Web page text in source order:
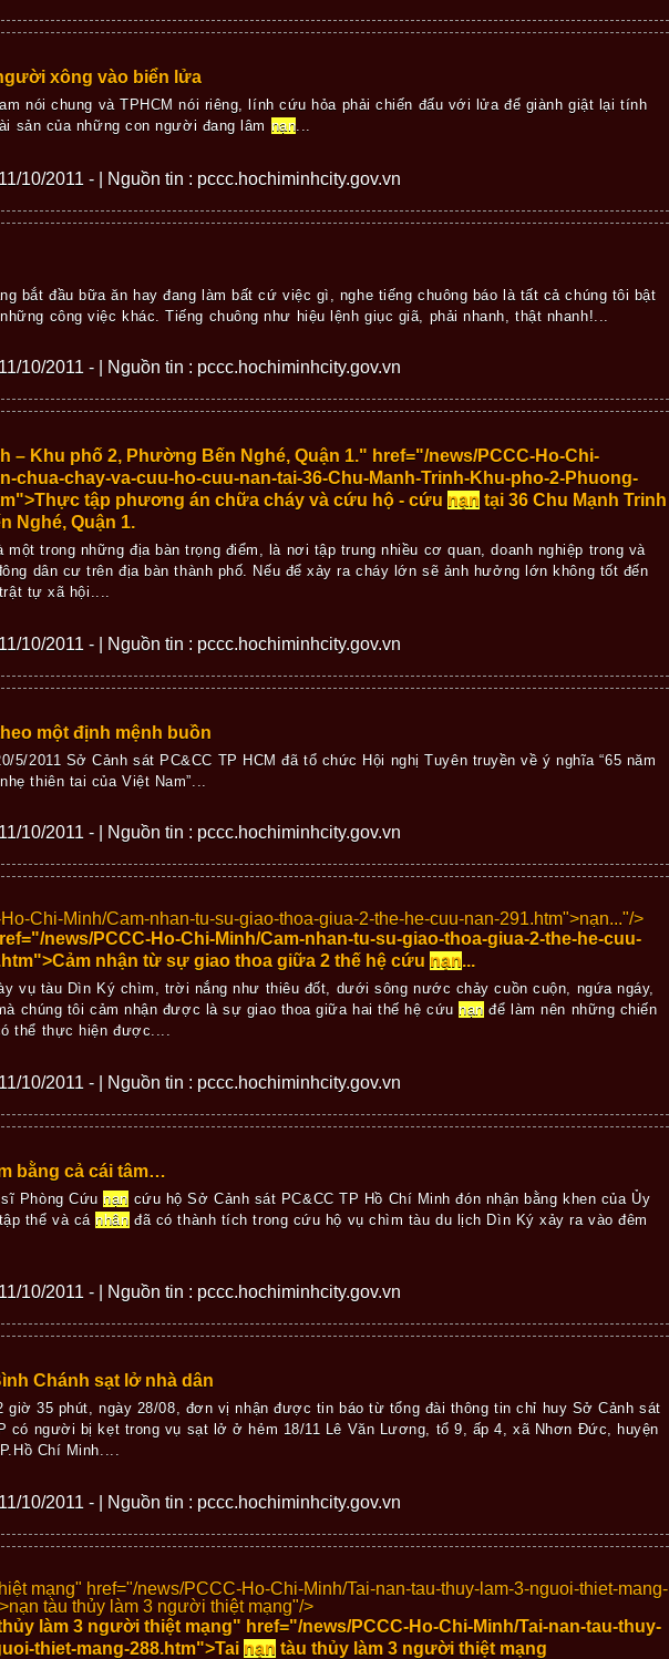
xông vào biển lửa
nói chung và TPHCM nói riêng, lính cứu hỏa phải chiến đấu với lửa để giành giật lại tính
sản của những con người đang lâm nạn
10/2011 - | Nguồn tin : pccc.hochiminhcity.gov.vn
bắt đầu bữa ăn hay đang làm bất cứ việc gì, nghe tiếng chuông báo là tất cả chúng tôi bật
công việc khác. Tiếng chuông như hiệu lệnh giục giã, phải nhanh, thật nhanh!...
10/2011 - | Nguồn tin : pccc.hochiminhcity.gov.vn
– Khu phố 2, Phường Bến Nghé, Quận 1." href="/news/PCCC-Ho-Chi-
chua-chay-va-cuu-ho-cuu-nan-tai-36-Chu-Manh-Trinh-Khu-pho-2-Phuong-
tập phương án chữa cháy và cứu hộ - cứu nạn tại 36 Chu Mạnh Trinh
Nghé, Quận 1.
một trong những địa bàn trọng điểm, là nơi tập trung nhiều cơ quan, doanh nghiệp trong và
dân cư trên địa bàn thành phố. Nếu để xảy ra cháy lớn sẽ ảnh hưởng lớn không tốt đến
tự xã hội....
10/2011 - | Nguồn tin : pccc.hochiminhcity.gov.vn
một định mệnh buồn
5/2011 Sở Cảnh sát PC&CC TP HCM đã tổ chức Hội nghị Tuyên truyền về ý nghĩa “65 năm
thiên tai của Việt Nam”...
10/2011 - | Nguồn tin : pccc.hochiminhcity.gov.vn
Chi-Minh/Cam-nhan-tu-su-giao-thoa-giua-2-the-he-cuu-nan-291.htm">nạn..."/>
news/PCCC-Ho-Chi-Minh/Cam-nhan-tu-su-giao-thoa-giua-2-the-he-cuu-
nhận từ sự giao thoa giữa 2 thế hệ cứu nạn...
vụ tàu Dìn Ký chìm, trời nắng như thiêu đốt, dưới sông nước chảy cuồn cuộn, ngứa ngáy,
chúng tôi cảm nhận được là sự giao thoa giữa hai thế hệ cứunạn để làm nên những chiến
thể thực hiện được....
10/2011 - | Nguồn tin : pccc.hochiminhcity.gov.vn
bằng cả cái tâm…
sĩ Phòng Cứunạn cứu hộ Sở Cảnh sát PC&CC TP Hồ Chí Minh đón nhận bằng khen của Ủy
thể và cánhân đã có thành tích trong cứu hộ vụ chìm tàu du lịch Dìn Ký xảy ra vào đêm
10/2011 - | Nguồn tin : pccc.hochiminhcity.gov.vn
Chánh sạt lở nhà dân
giờ 35 phút, ngày 28/08, đơn vị nhận được tin báo từ tổng đài thông tin chỉ huy Sở Cảnh sát
có người bị kẹt trong vụ sạt lở ở hẻm 18/11 Lê Văn Lương, tổ 9, ấp 4, xã Nhơn Đức, huyện
Chí Minh....
10/2011 - | Nguồn tin : pccc.hochiminhcity.gov.vn
mạng" href="/news/PCCC-Ho-Chi-Minh/Tai-nan-tau-thuy-lam-3-nguoi-thiet-mang-
nạn tàu thủy làm 3 người thiệt mạng"/>
làm 3 người thiệt mạng" href="/news/PCCC-Ho-Chi-Minh/Tai-nan-tau-thuy-
thiet-mang-288.htm">Tai nạn tàu thủy làm 3 người thiệt mạng